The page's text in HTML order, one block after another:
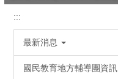
:::
最新消息
國民教育地方輔導團資訊